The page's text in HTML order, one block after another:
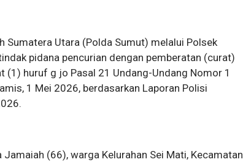
Sumatera Utara (Polda Sumut) melalui Polsek
pidana pencurian dengan pemberatan (curat)
huruf g jo Pasal 21 Undang-Undang Nomor 1
1 Mei 2026, berdasarkan Laporan Polisi
(66), warga Kelurahan Sei Mati, Kecamatan